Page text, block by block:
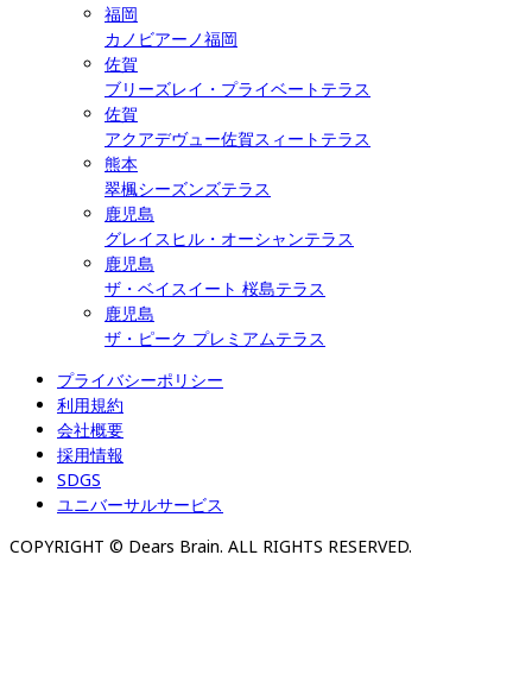
福岡
カノビアーノ福岡
佐賀
ブリーズレイ・プライベートテラス
佐賀
アクアデヴュー佐賀スィートテラス
熊本
翠楓シーズンズテラス
鹿児島
グレイスヒル・オーシャンテラス
鹿児島
ザ・ベイスイート 桜島テラス
鹿児島
ザ・ピーク プレミアムテラス
プライバシーポリシー
利用規約
会社概要
採用情報
SDGS
ユニバーサルサービス
COPYRIGHT © Dears Brain. ALL RIGHTS RESERVED.